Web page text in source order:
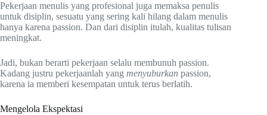
Pekerjaan menulis yang profesional juga memaksa penulis
untuk disiplin, sesuatu yang sering kali hilang dalam menulis
hanya karena passion. Dan dari disiplin itulah, kualitas tulisan
meningkat.
Jadi, bukan berarti pekerjaan selalu membunuh passion.
Kadang justru pekerjaanlah yang menyuburkan passion,
karena ia memberi kesempatan untuk terus berlatih.
Mengelola Ekspektasi